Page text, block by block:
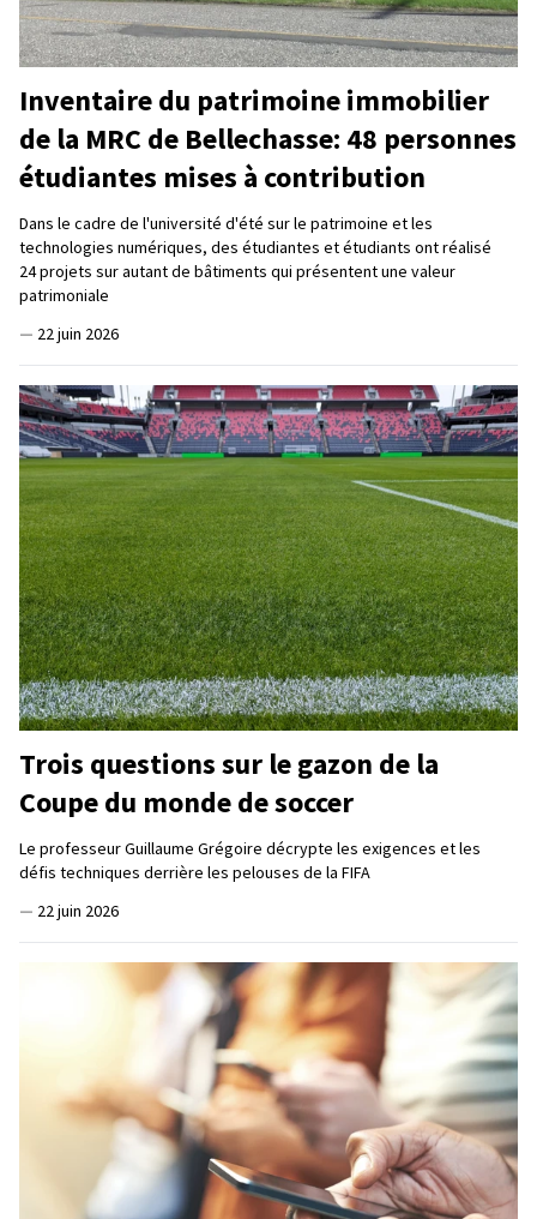
Inventaire du patrimoine immobilier
de la MRC de Bellechasse: 48 personnes
étudiantes mises à contribution
Dans le cadre de l'université d'été sur le patrimoine et les
technologies numériques, des étudiantes et étudiants ont réalisé
24 projets sur autant de bâtiments qui présentent une valeur
patrimoniale
— 22 juin 2026
Trois questions sur le gazon de la
Coupe du monde de soccer
Le professeur Guillaume Grégoire décrypte les exigences et les
défis techniques derrière les pelouses de la FIFA
— 22 juin 2026